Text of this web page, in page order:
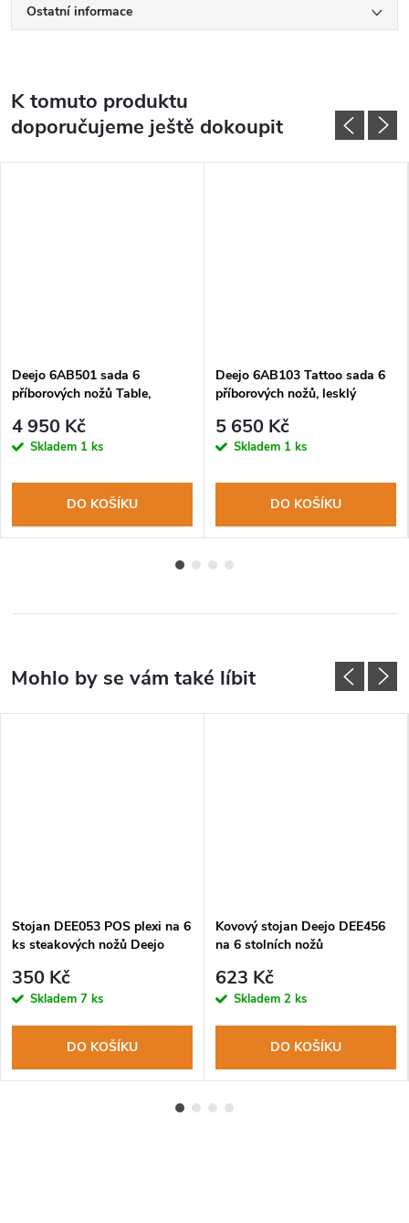
Ostatní informace
K tomuto produktu
doporučujeme ještě dokoupit
Deejo 6AB501 sada 6
příborových nožů Table,
zubaté ostří
4 950 Kč
Skladem 1 ks
DO KOŠÍKU
Deejo 6AB103 Tattoo sada 6
příborových nožů, lesklý
Toile de Jouy
5 650 Kč
Skladem 1 ks
DO KOŠÍKU
Stojan DEE053 POS plexi na 6
ks steakových nožů Deejo
350 Kč
Skladem 7 ks
DO KOŠÍKU
Kovový stojan Deejo DEE456
na 6 stolních nožů
623 Kč
Skladem 2 ks
DO KOŠÍKU